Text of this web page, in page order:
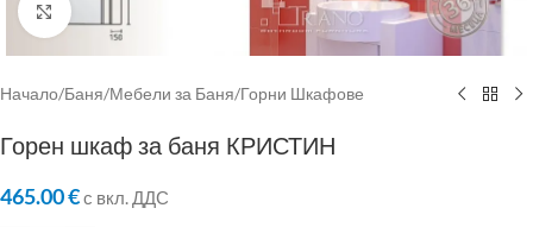
Click to enlarge
Начало/Баня/Мебели за Баня/Горни Шкафове
Горен шкаф за баня КРИСТИН
465.00€с вкл. ДДС